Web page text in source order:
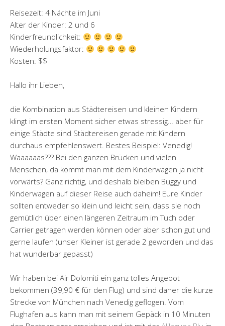
Reisezeit: 4 Nächte im Juni
Alter der Kinder: 2 und 6
Kinderfreundlichkeit:
Wiederholungsfaktor:
Kosten: $$
Hallo ihr Lieben,
die Kombination aus Städtereisen und kleinen Kindern
klingt im ersten Moment sicher etwas stressig… aber für
einige Städte sind Städtereisen gerade mit Kindern
durchaus empfehlenswert. Bestes Beispiel: Venedig!
Waaaaaas??? Bei den ganzen Brücken und vielen
Menschen, da kommt man mit dem Kinderwagen ja nicht
vorwärts? Ganz richtig, und deshalb bleiben Buggy und
Kinderwagen auf dieser Reise auch daheim! Eure Kinder
sollten entweder so klein und leicht sein, dass sie noch
gemütlich über einen längeren Zeitraum im Tuch oder
Carrier getragen werden können oder aber schon gut und
gerne laufen (unser Kleiner ist gerade 2 geworden und das
hat wunderbar gepasst)
Wir haben bei Air Dolomiti ein ganz tolles Angebot
bekommen (39,90 € für den Flug) und sind daher die kurze
Strecke von München nach Venedig geflogen. Vom
Flughafen aus kann man mit seinem Gepäck in 10 Minuten